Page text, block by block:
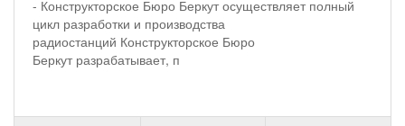
- Конструкторское Бюро Беркут осуществляет полный
цикл разработки и производства
радиостанций Конструкторское Бюро
Беркут разрабатывает, п